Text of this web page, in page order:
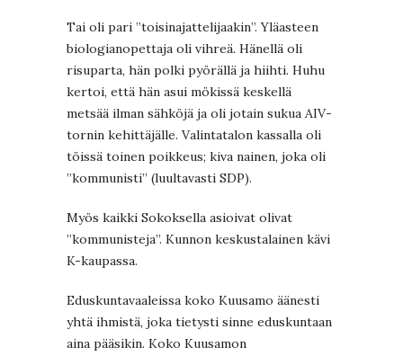
Tai oli pari ”toisinajattelijaakin”. Yläasteen
biologianopettaja oli vihreä. Hänellä oli
risuparta, hän polki pyörällä ja hiihti. Huhu
kertoi, että hän asui mökissä keskellä
metsää ilman sähköjä ja oli jotain sukua AIV-
tornin kehittäjälle. Valintatalon kassalla oli
töissä toinen poikkeus; kiva nainen, joka oli
”kommunisti” (luultavasti SDP).
Myös kaikki Sokoksella asioivat olivat
”kommunisteja”. Kunnon keskustalainen kävi
K-kaupassa.
Eduskuntavaaleissa koko Kuusamo äänesti
yhtä ihmistä, joka tietysti sinne eduskuntaan
aina pääsikin. Koko Kuusamon